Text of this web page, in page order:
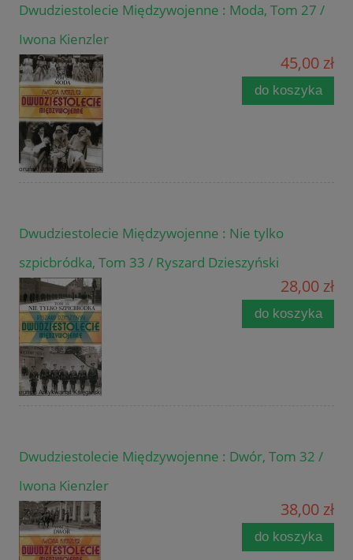
Dwudziestolecie Międzywojenne : Moda, Tom 27 /
Iwona Kienzler
45,00 zł
do koszyka
Dwudziestolecie Międzywojenne : Nie tylko
szpicbródka, Tom 33 / Ryszard Dzieszyński
28,00 zł
do koszyka
Dwudziestolecie Międzywojenne : Dwór, Tom 32 /
Iwona Kienzler
38,00 zł
do koszyka